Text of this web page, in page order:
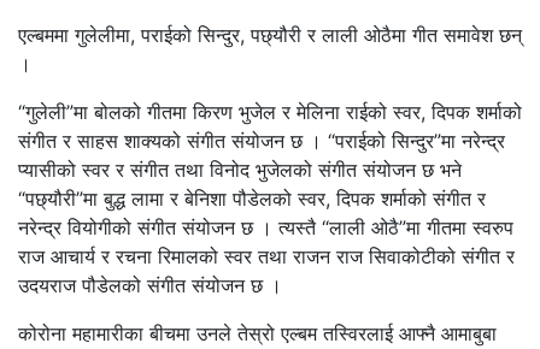
एल्बममा गुलेलीमा, पराईको सिन्दुर, पछ्यौरी र लाली ओठैमा गीत समावेश छन्
।
“गुलेली”मा बोलको गीतमा किरण भुजेल र मेलिना राईको स्वर, दिपक शर्माको
संगीत र साहस शाक्यको संगीत संयोजन छ । “पराईको सिन्दुर”मा नरेन्द्र
प्यासीको स्वर र संगीत तथा विनोद भुजेलको संगीत संयोजन छ भने
“पछ्यौरी”मा बुद्ध लामा र बेनिशा पौडेलको स्वर, दिपक शर्माको संगीत र
नरेन्द्र वियोगीको संगीत संयोजन छ । त्यस्तै “लाली ओठै”मा गीतमा स्वरुप
राज आचार्य र रचना रिमालको स्वर तथा राजन राज सिवाकोटीको संगीत र
उदयराज पौडेलको संगीत संयोजन छ ।
कोरोना महामारीका बीचमा उनले तेस्रो एल्बम तस्विरलाई आफ्नै आमाबुबा